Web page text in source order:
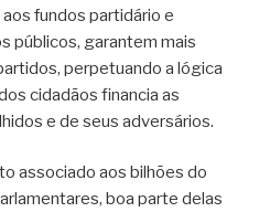
fundos partidário e
públicos, garantem mais
perpetuando a lógica
cidadãos financia as
e de seus adversários.
associado aos bilhões do
boa parte delas